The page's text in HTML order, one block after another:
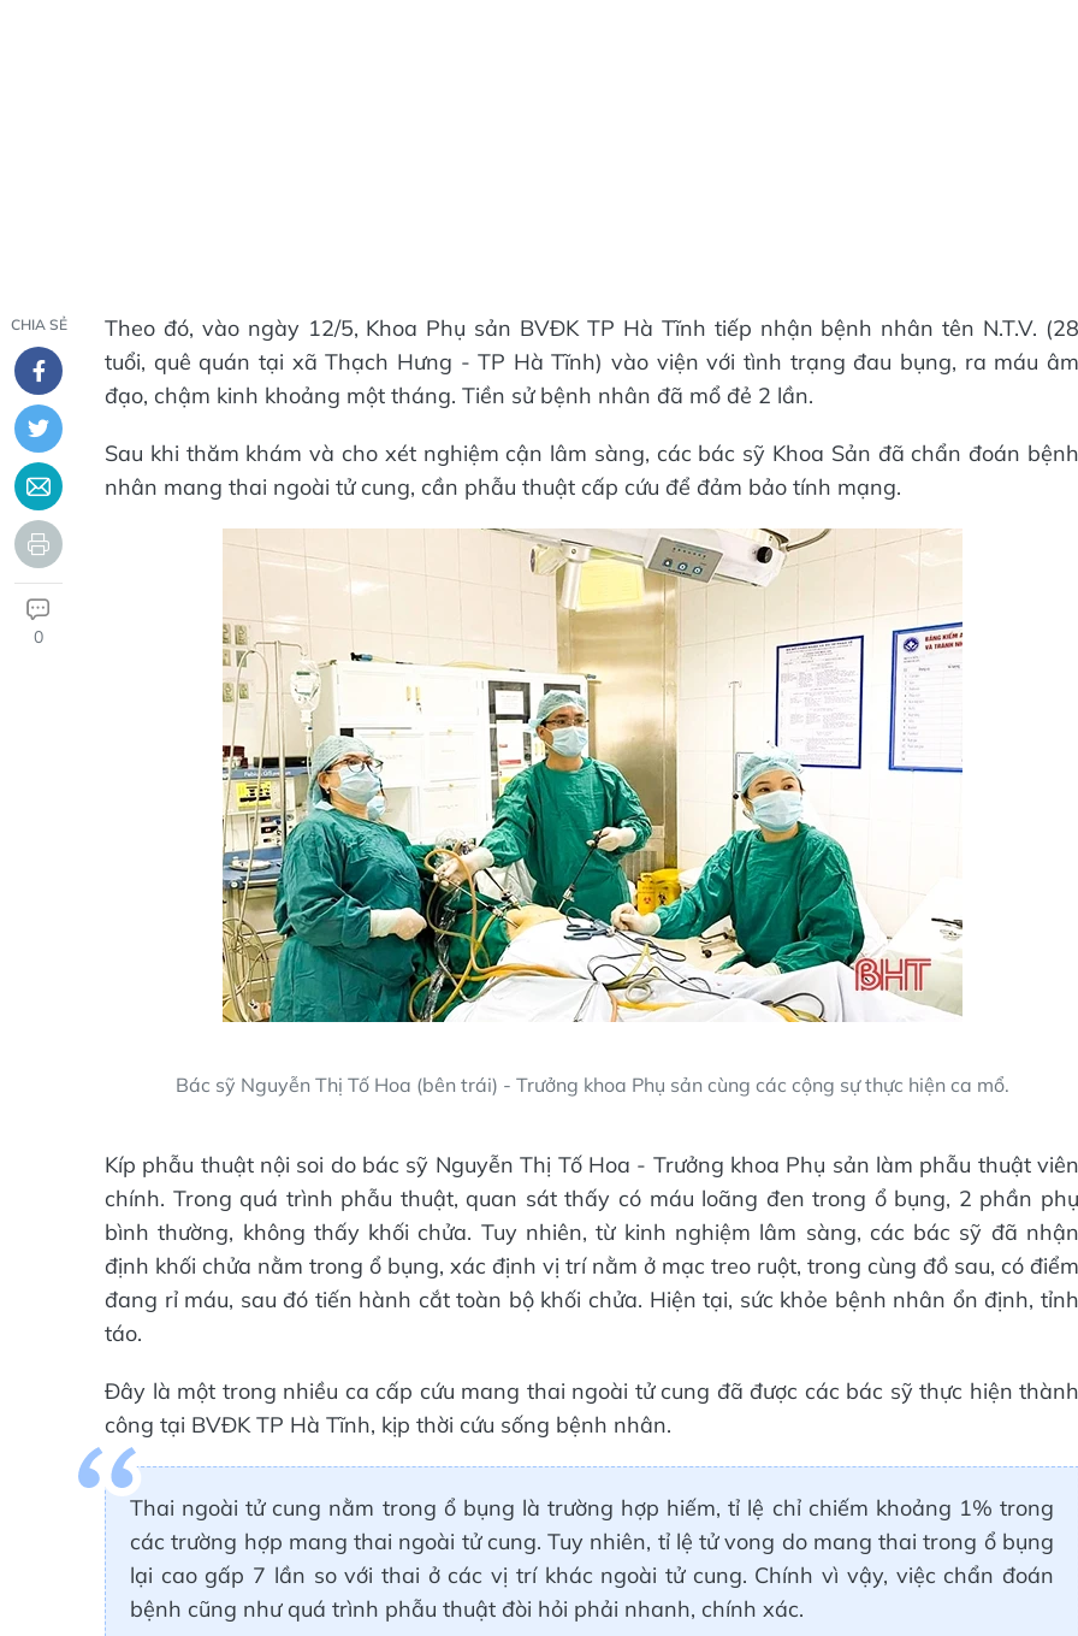
CHIA SẺ
0
Theo đó, vào ngày 12/5, Khoa Phụ sản BVĐK TP Hà Tĩnh tiếp nhận bệnh nhân tên N.T.V. (28
tuổi, quê quán tại xã Thạch Hưng - TP Hà Tĩnh) vào viện với tình trạng đau bụng, ra máu âm
đạo, chậm kinh khoảng một tháng. Tiền sử bệnh nhân đã mổ đẻ 2 lần.
Sau khi thăm khám và cho xét nghiệm cận lâm sàng, các bác sỹ Khoa Sản đã chẩn đoán bệnh
nhân mang thai ngoài tử cung, cần phẫu thuật cấp cứu để đảm bảo tính mạng.
Bác sỹ Nguyễn Thị Tố Hoa (bên trái) - Trưởng khoa Phụ sản cùng các cộng sự thực hiện ca mổ.
Kíp phẫu thuật nội soi do bác sỹ Nguyễn Thị Tố Hoa - Trưởng khoa Phụ sản làm phẫu thuật viên
chính. Trong quá trình phẫu thuật, quan sát thấy có máu loãng đen trong ổ bụng, 2 phần phụ
bình thường, không thấy khối chửa. Tuy nhiên, từ kinh nghiệm lâm sàng, các bác sỹ đã nhận
định khối chửa nằm trong ổ bụng, xác định vị trí nằm ở mạc treo ruột, trong cùng đồ sau, có điểm
đang rỉ máu, sau đó tiến hành cắt toàn bộ khối chửa. Hiện tại, sức khỏe bệnh nhân ổn định, tỉnh
táo.
Đây là một trong nhiều ca cấp cứu mang thai ngoài tử cung đã được các bác sỹ thực hiện thành
công tại BVĐK TP Hà Tĩnh, kịp thời cứu sống bệnh nhân.
Thai ngoài tử cung nằm trong ổ bụng là trường hợp hiếm, tỉ lệ chỉ chiếm khoảng 1% trong
các trường hợp mang thai ngoài tử cung. Tuy nhiên, tỉ lệ tử vong do mang thai trong ổ bụng
lại cao gấp 7 lần so với thai ở các vị trí khác ngoài tử cung. Chính vì vậy, việc chẩn đoán
bệnh cũng như quá trình phẫu thuật đòi hỏi phải nhanh, chính xác.